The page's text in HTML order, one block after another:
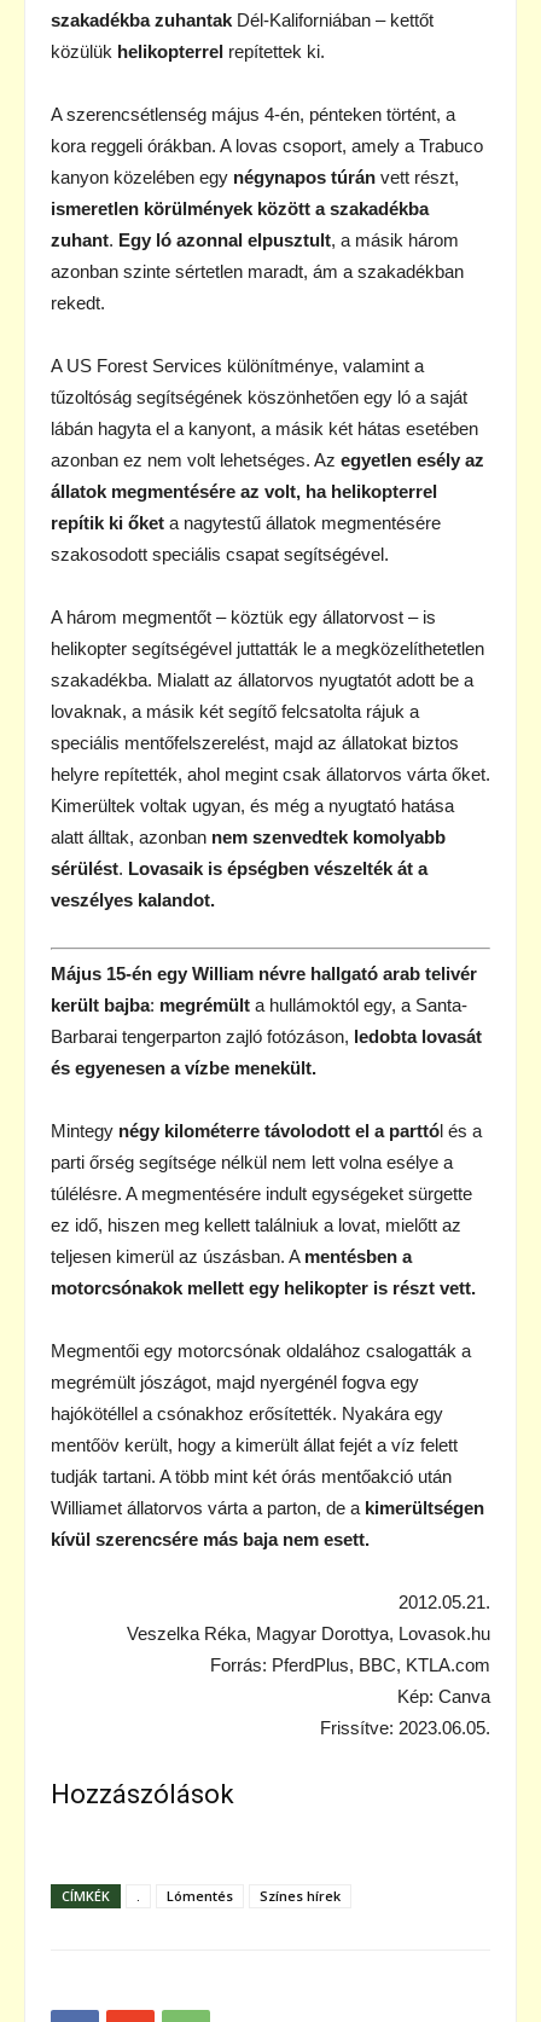
szakadékba zuhantak Dél-Kaliforniában – kettőt
közülük helikopterrel repítettek ki.
A szerencsétlenség május 4-én, pénteken történt, a
kora reggeli órákban. A lovas csoport, amely a Trabuco
kanyon közelében egy négynapos túrán vett részt,
ismeretlen körülmények között a szakadékba
zuhant. Egy ló azonnal elpusztult, a másik három
azonban szinte sértetlen maradt, ám a szakadékban
rekedt.
A US Forest Services különítménye, valamint a
tűzoltóság segítségének köszönhetően egy ló a saját
lábán hagyta el a kanyont, a másik két hátas esetében
azonban ez nem volt lehetséges. Az egyetlen esély az
állatok megmentésére az volt, ha helikopterrel
repítik ki őket a nagytestű állatok megmentésére
szakosodott speciális csapat segítségével.
A három megmentőt – köztük egy állatorvost – is
helikopter segítségével juttatták le a megközelíthetetlen
szakadékba. Mialatt az állatorvos nyugtatót adott be a
lovaknak, a másik két segítő felcsatolta rájuk a
speciális mentőfelszerelést, majd az állatokat biztos
helyre repítették, ahol megint csak állatorvos várta őket.
Kimerültek voltak ugyan, és még a nyugtató hatása
alatt álltak, azonban nem szenvedtek komolyabb
sérülést. Lovasaik is épségben vészelték át a
veszélyes kalandot.
Május 15-én egy William névre hallgató arab telivér
került bajba: megrémült a hullámoktól egy, a Santa-
Barbarai tengerparton zajló fotózáson, ledobta lovasát
és egyenesen a vízbe menekült.
Mintegy négy kilométerre távolodott el a parttól és a
parti őrség segítsége nélkül nem lett volna esélye a
túlélésre. A megmentésére indult egységeket sürgette
ez idő, hiszen meg kellett találniuk a lovat, mielőtt az
teljesen kimerül az úszásban. A mentésben a
motorcsónakok mellett egy helikopter is részt vett.
Megmentői egy motorcsónak oldalához csalogatták a
megrémült jószágot, majd nyergénél fogva egy
hajókötéllel a csónakhoz erősítették. Nyakára egy
mentőöv került, hogy a kimerült állat fejét a víz felett
tudják tartani. A több mint két órás mentőakció után
Williamet állatorvos várta a parton, de a kimerültségen
kívül szerencsére más baja nem esett.
2012.05.21.
Veszelka Réka, Magyar Dorottya, Lovasok.hu
Forrás: PferdPlus, BBC, KTLA.com
Kép: Canva
Frissítve: 2023.06.05.
Hozzászólások
CÍMKÉK . Lómentés Színes hírek